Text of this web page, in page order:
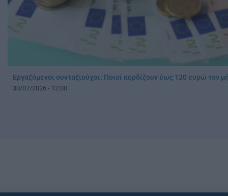
Εργαζόμενοι συνταξιούχοι: Ποιοί κερδίζουν έως 120 ευρώ τον
30/07/2026 - 12:00